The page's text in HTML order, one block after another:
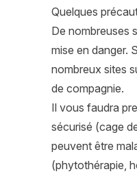
Quelques
De nombreuses
mise en danger.
nombreux sites
de compagnie.
Il vous faudra
sécurisé (cage
peuvent être
(phytothérapie,